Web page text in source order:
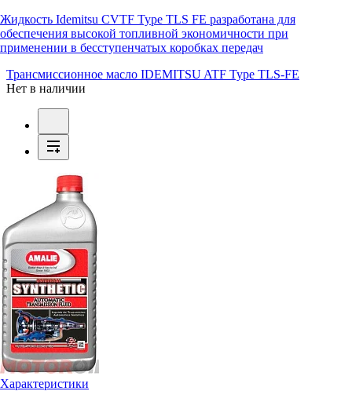
Жидкость Idemitsu CVTF Type TLS FE разработана для
обеспечения высокой топливной экономичности при
применении в бесступенчатых коробках передач
Трансмиссионное масло IDEMITSU ATF Type TLS-FE
Нет в наличии
Характеристики